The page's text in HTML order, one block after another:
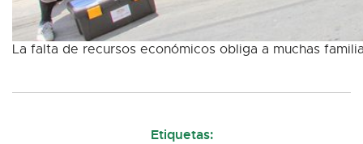
La falta de recursos económicos obliga a muchas
Etiquetas: